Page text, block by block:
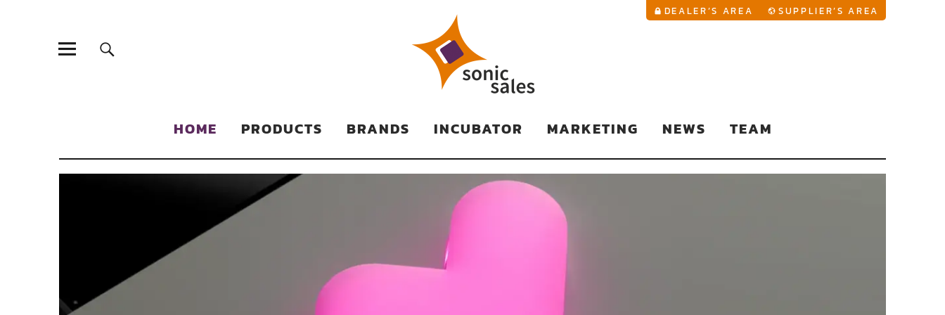
Sonic Sales
DEALER’S AREA SUPPLIER’S AREA
HOME PRODUCTS BRANDS INCUBATOR MARKETING NEWS TEAM